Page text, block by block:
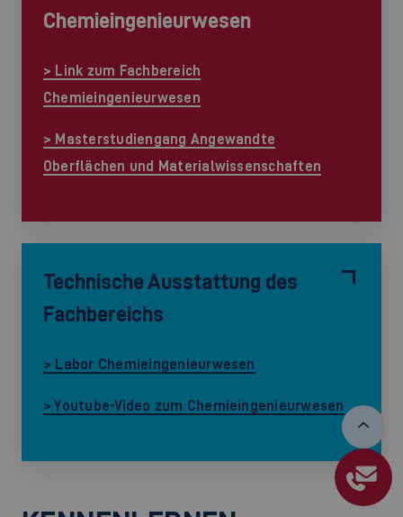
Chemieingenieurwesen
> Link zum Fachbereich
Chemieingenieurwesen
> Masterstudiengang Angewandte
Oberflächen und Materialwissenschaften
Technische Ausstattung des
Fachbereichs
> Labor Chemieingenieurwesen
> Youtube-Video zum Chemieingenieurwesen